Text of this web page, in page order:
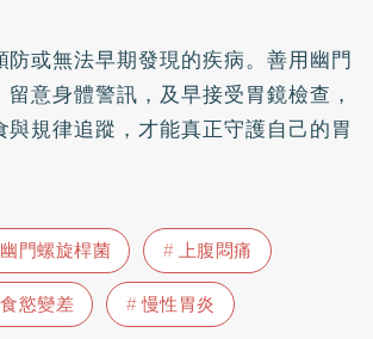
防或無法早期發現的疾病。善用幽門
意身體警訊，及早接受胃鏡檢查，
與規律追蹤，才能真正守護自己的胃
幽門螺旋桿菌
上腹悶痛
食慾變差 慢性胃炎